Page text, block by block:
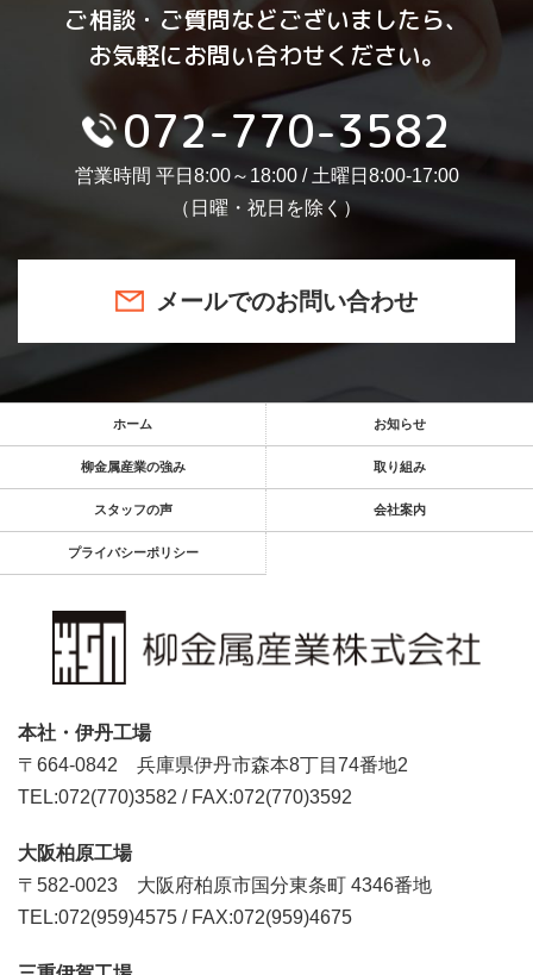
ご相談・ご質問などございましたら、
お気軽にお問い合わせください。
072-770-3582
営業時間 平日8:00～18:00 / 土曜日8:00-17:00
（日曜・祝日を除く）
メールでのお問い合わせ
ホーム お知らせ
柳金属産業の強み 取り組み
スタッフの声 会社案内
プライバシーポリシー
本社・伊丹工場
〒664-0842 兵庫県伊丹市森本8丁目74番地2
TEL:072(770)3582 / FAX:072(770)3592
大阪柏原工場
〒582-0023 大阪府柏原市国分東条町 4346番地
TEL:072(959)4575 / FAX:072(959)4675